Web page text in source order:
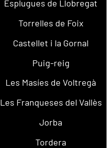
Esplugues de Llobregat
Torrelles de Foix
Castellet i la Gornal
Puig-reig
Les Masíes de Voltregà
Les Franqueses del Vallès
Jorba
Tordera